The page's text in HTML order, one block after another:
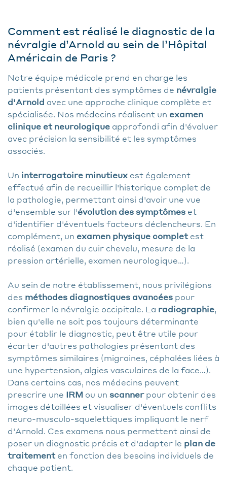
Comment est réalisé le diagnostic de la
névralgie d’Arnold au sein de l’Hôpital
Américain de Paris ?
Notre équipe médicale prend en charge les
patients présentant des symptômes de névralgie
d'Arnold avec une approche clinique complète et
spécialisée. Nos médecins réalisent un examen
clinique et neurologique approfondi afin d'évaluer
avec précision la sensibilité et les symptômes
associés.
Un interrogatoire minutieux est également
effectué afin de recueillir l'historique complet de
la pathologie, permettant ainsi d'avoir une vue
d'ensemble sur l'évolution des symptômes et
d'identifier d'éventuels facteurs déclencheurs. En
complément, un examen physique complet est
réalisé (examen du cuir chevelu, mesure de la
pression artérielle, examen neurologique…).
Au sein de notre établissement, nous privilégions
des méthodes diagnostiques avancées pour
confirmer la névralgie occipitale. La radiographie,
bien qu'elle ne soit pas toujours déterminante
pour établir le diagnostic, peut être utile pour
écarter d'autres pathologies présentant des
symptômes similaires (migraines, céphalées liées à
une hypertension, algies vasculaires de la face…).
Dans certains cas, nos médecins peuvent
prescrire une IRM ou un scannerpour obtenir des
images détaillées et visualiser d'éventuels conflits
neuro-musculo-squelettiques impliquant le nerf
d'Arnold. Ces examens nous permettent ainsi de
poser un diagnostic précis et d'adapter le plan de
traitement en fonction des besoins individuels de
chaque patient.